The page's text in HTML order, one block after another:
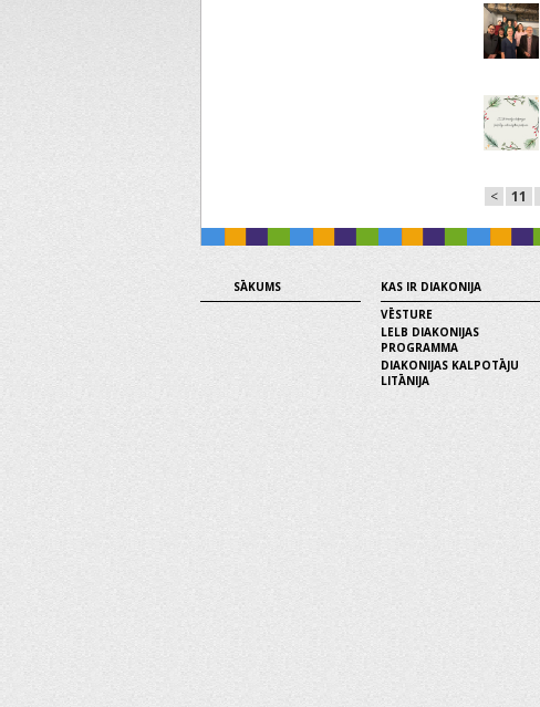
< 11
SĀKUMS
KAS IR DIAKONIJA
VĒSTURE
LELB DIAKONIJAS
PROGRAMMA
DIAKONIJAS KALPOTĀJU
LITĀNIJA